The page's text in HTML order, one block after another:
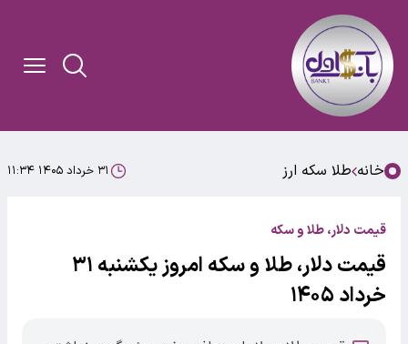
خانه طلا سکه ارز ۳۱ خرداد ۱۴۰۵ ۱۱:۳۴
قیمت دلار، طلا و سکه
قیمت دلار، طلا و سکه امروز یکشنبه ۳۱
خرداد ۱۴۰۵